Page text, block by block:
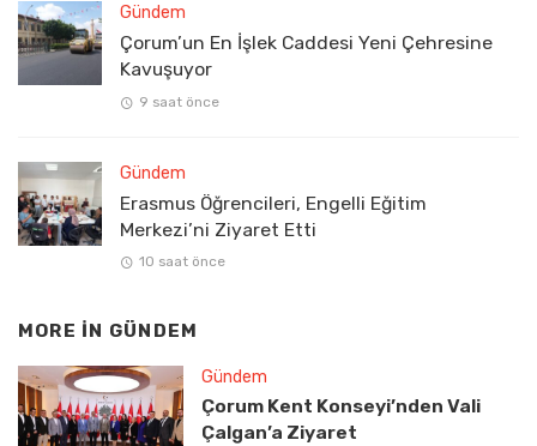
Gündem
Çorum’un En İşlek Caddesi Yeni Çehresine
Kavuşuyor
9 saat önce
Gündem
Erasmus Öğrencileri, Engelli Eğitim
Merkezi’ni Ziyaret Etti
10 saat önce
MORE IN GÜNDEM
Gündem
Çorum Kent Konseyi’nden Vali
Çalgan’a Ziyaret